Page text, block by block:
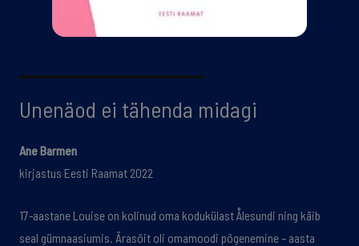
Unenäod ei tähenda midagi
Ane Barmen
kirjastus Eesti Raamat 2022
17-aastane Louise on kolinud oma kodukülast Ålesundi ning käib
seal gümnaasiumis. Ärasõit oli omamoodi põgenemine – aasta